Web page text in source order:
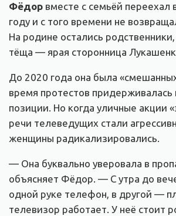
Фёдор вместе с семьёй переехал
году и с того времени не
На родине остались
тёща — ярая сторонница
До 2020 года она была
время протестов придерживалась
позиции. Но когда уличные акции
речи телеведущих стали
женщины радикализировались.
— Она буквально уверовала в
объясняет Фёдор. — С утра до
одной руке телефон, в другой —
телевизор работает. У неё стоит